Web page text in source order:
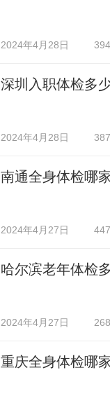
2024年4月28日
深圳入职体检多
2024年4月28日
南通全身体检哪
2024年4月27日
哈尔滨老年体检
2024年4月27日
重庆全身体检哪